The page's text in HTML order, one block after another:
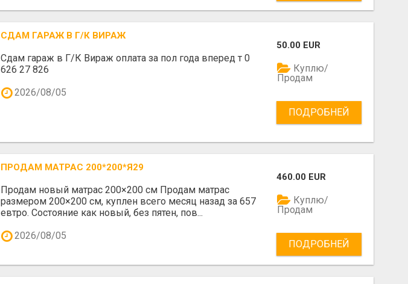
СДАМ ГАРАЖ В Г/К ВИРАЖ
Сдам гараж в Г/К Вираж оплата за пол года вперед т 0
626 27 826
2026/08/05
50.00 EUR
Куплю/
Продам
ПОДРОБНЕЙ
ПРОДАМ МАТРАС 200*200*Я29
Продам новый матрас 200×200 см Продам матрас
размером 200×200 см, куплен всего месяц назад за 657
евтро. Состояние как новый, без пятен, пов...
2026/08/05
460.00 EUR
Куплю/
Продам
ПОДРОБНЕЙ